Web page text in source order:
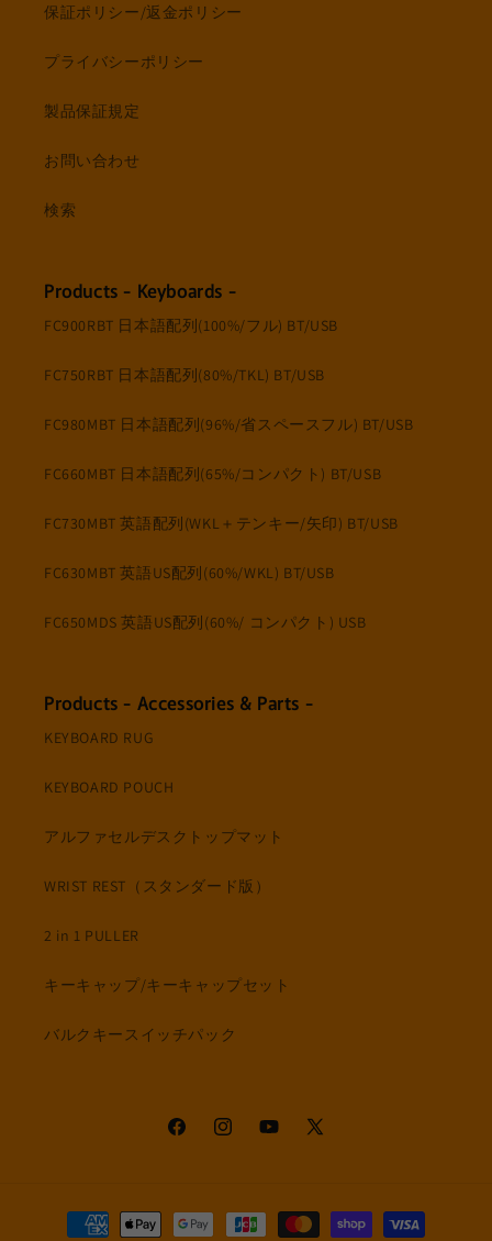
保証ポリシー/返金ポリシー
プライバシーポリシー
製品保証規定
お問い合わせ
検索
Products - Keyboards -
FC900RBT 日本語配列(100%/フル) BT/USB
FC750RBT 日本語配列(80%/TKL) BT/USB
FC980MBT 日本語配列(96%/省スペースフル) BT/USB
FC660MBT 日本語配列(65%/コンパクト) BT/USB
FC730MBT 英語配列(WKL＋テンキー/矢印) BT/USB
FC630MBT 英語US配列(60%/WKL) BT/USB
FC650MDS 英語US配列(60%/ コンパクト) USB
Products - Accessories & Parts -
KEYBOARD RUG
KEYBOARD POUCH
アルファセルデスクトップマット
WRIST REST（スタンダード版）
2 in 1 PULLER
キーキャップ/キーキャップセット
バルクキースイッチパック
FacebookInstagramYouTube
X
決